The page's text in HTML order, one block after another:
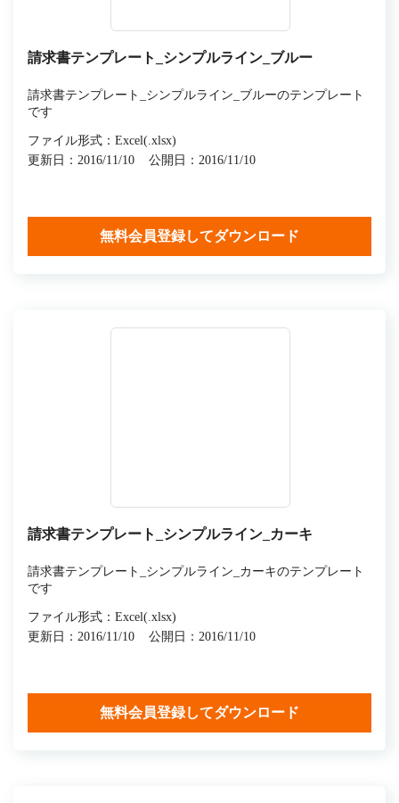
請求書テンプレート_シンプルライン_ブルー
請求書テンプレート_シンプルライン_ブルーのテンプレート
です
ファイル形式：Excel(.xlsx)
更新日：2016/11/10
公開日：2016/11/10
無料会員登録してダウンロード
請求書テンプレート_シンプルライン_カーキ
請求書テンプレート_シンプルライン_カーキのテンプレート
です
ファイル形式：Excel(.xlsx)
更新日：2016/11/10
公開日：2016/11/10
無料会員登録してダウンロード